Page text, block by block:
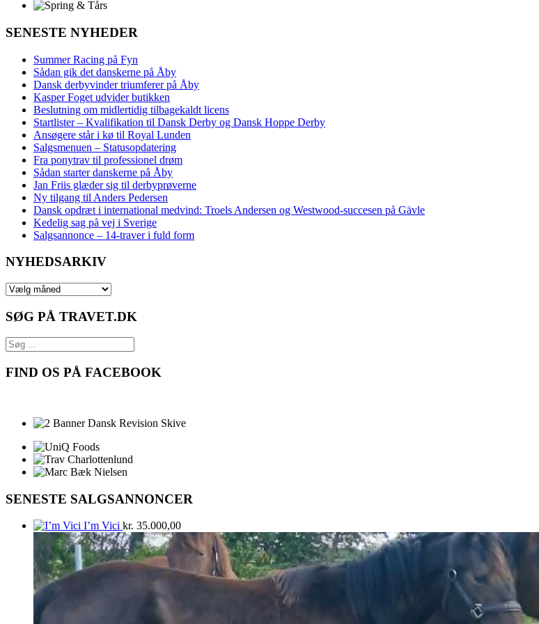
SENESTE NYHEDER
Summer Racing på Fyn
Sådan gik det danskerne på Åby
Dansk derbyvinder triumferer på Åby
Kasper Foget udvider butikken
Beslutning om midlertidig tilbagekaldt licens
Startlister – Kvalifikation til Dansk Derby og Dansk Hoppe Derby
Ansøgere står i kø til Royal Lunden
Salgsmenuen – Statusopdatering
Fra ponytrav til professionel drøm
Sådan starter danskerne på Åby
Jan Friis glæder sig til derbyprøverne
Ny tilgang til Anders Pedersen
Dansk opdræt i international medvind: Troels Andersen og Westwood‑succesen på Gävle
Kedelig sag på vej i Sverige
Salgsannonce – 14‑traver i fuld form
NYHEDSARKIV
NYHEDSARKIV
SØG PÅ TRAVET.DK
FIND OS PÅ FACEBOOK
SENESTE SALGSANNONCER
I’m Vici kr. 35.000,00